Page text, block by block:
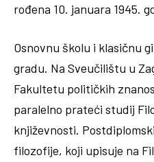
rođena 10. januara 1945.
Osnovnu školu i klasičnu
gradu. Na Sveučilištu u
Fakultetu političkih
paralelno prateći studij
književnosti.
filozofije, koji upisuje na